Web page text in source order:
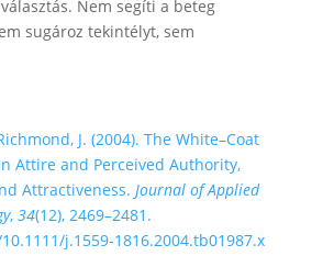
Nem segíti a beteg
sugároz tekintélyt, sem
J. (2004). The White–Coat
Attire and Perceived Authority,
Attractiveness. Journal of Applied
, 34(12), 2469–2481.
j.1559-1816.2004.tb01987.x